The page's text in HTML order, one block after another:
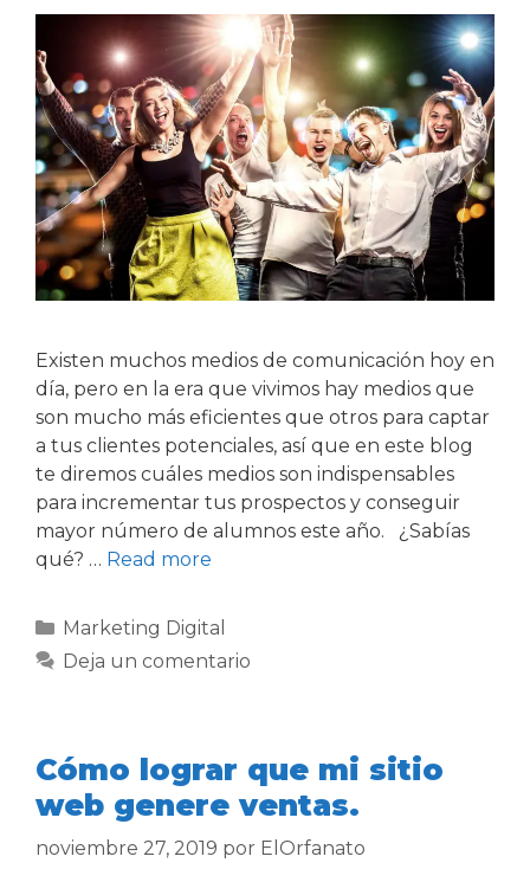
Existen muchos medios de comunicación hoy en
día, pero en la era que vivimos hay medios que
son mucho más eficientes que otros para captar
a tus clientes potenciales, así que en este blog
te diremos cuáles medios son indispensables
para incrementar tus prospectos y conseguir
mayor número de alumnos este año. ¿Sabías
qué? … Read more
Marketing Digital
Deja un comentario
Cómo lograr que mi sitio
web genere ventas.
noviembre 27, 2019 por ElOrfanato